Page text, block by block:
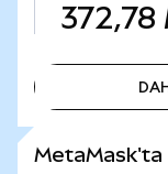
372,78
MetaMask'ta